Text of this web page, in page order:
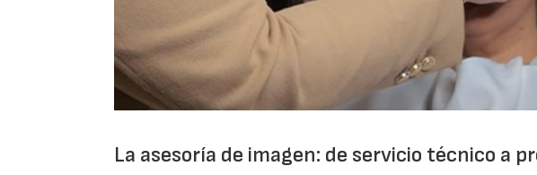
La asesoría de imagen: de servicio técnico a